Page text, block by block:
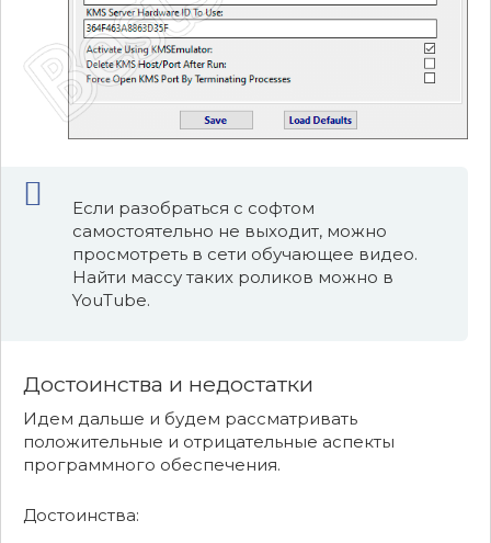
Если разобраться с софтом
самостоятельно не выходит, можно
просмотреть в сети обучающее видео.
Найти массу таких роликов можно в
YouTube.
Достоинства и недостатки
Идем дальше и будем рассматривать
положительные и отрицательные аспекты
программного обеспечения.
Достоинства: